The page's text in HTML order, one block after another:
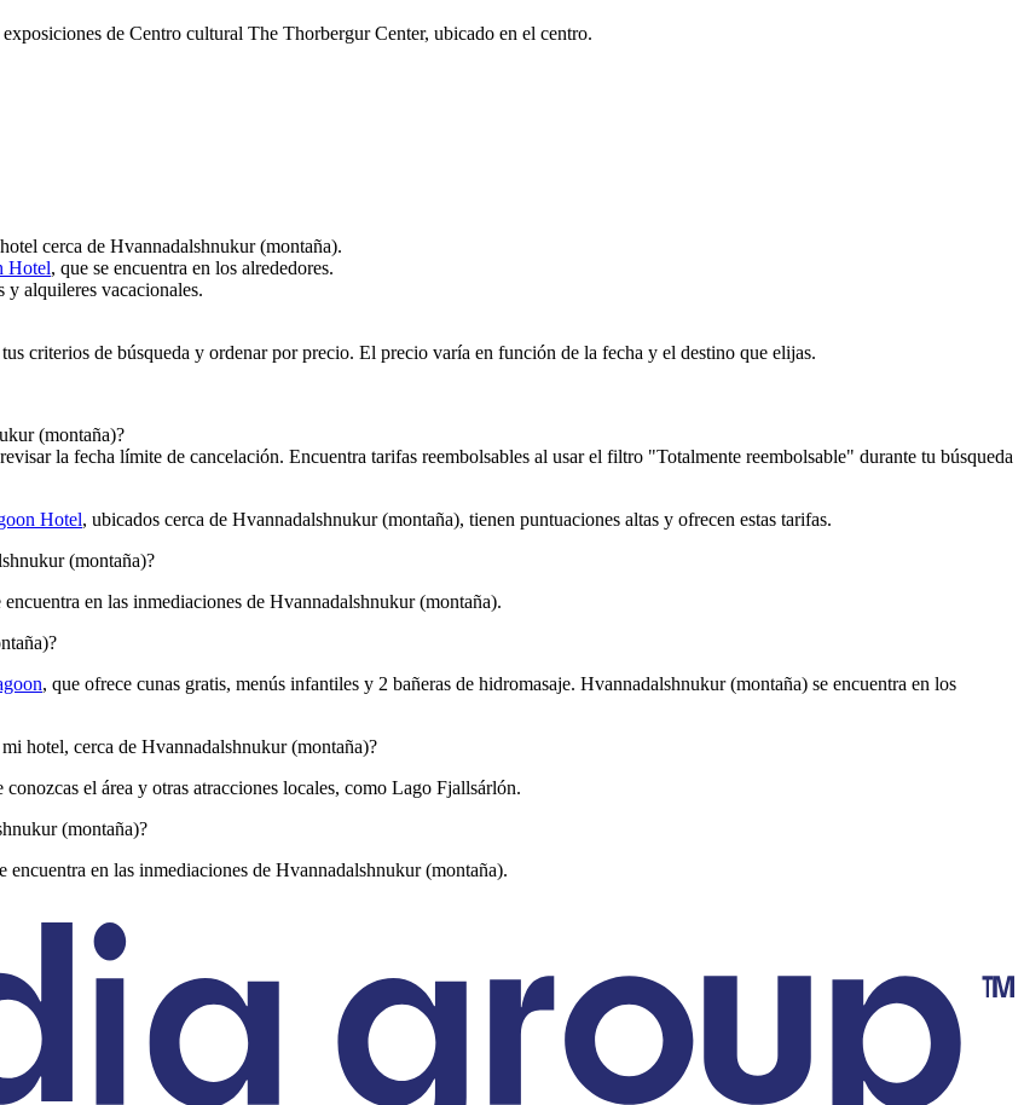
de Centro cultural The Thorbergur Center, ubicado en el centro.
cerca de Hvannadalshnukur (montaña).
Hotel, que se encuentra en los alrededores.
y alquileres vacacionales.
criterios de búsqueda y ordenar por precio. El precio varía en función de la fecha y el destino que elijas.
(montaña)?
la fecha límite de cancelación. Encuentra tarifas reembolsables al usar el filtro "Totalmente reembolsable" durante tu búsqueda
Hotel, ubicados cerca de Hvannadalshnukur (montaña), tienen puntuaciones altas y ofrecen estas tarifas.
(montaña)?
encuentra en las inmediaciones de Hvannadalshnukur (montaña).
, que ofrece cunas gratis, menús infantiles y 2 bañeras de hidromasaje. Hvannadalshnukur (montaña) se encuentra en los
hotel, cerca de Hvannadalshnukur (montaña)?
el área y otras atracciones locales, como Lago Fjallsárlón.
(montaña)?
encuentra en las inmediaciones de Hvannadalshnukur (montaña).